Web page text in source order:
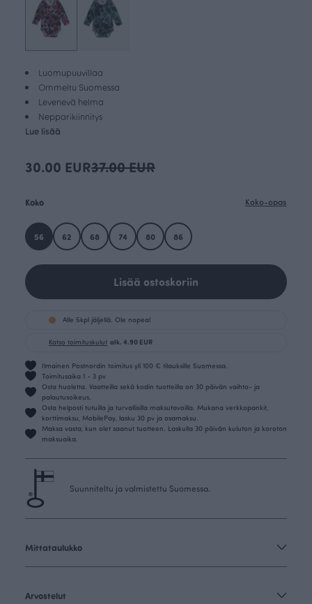
Luomupuuvillaa
Ommeltu Suomessa
Levenevä helma
Nepparikiinnitys
Lue lisää
30.00 EUR37.00 EUR
Koko Koko-opas
56 62 68 74 80 86
Lisää ostoskoriin
Alle 5kpl jäljellä. Ole nopea!
Katso toimituskulut alk. 4.90 EUR
Ilmainen Postnordin toimitus yli 100 € tilauksille Suomessa.
Toimitusaika 1 - 3 pv
Osta huoletta. Vaatteilla sekä kodin tuotteilla on 30 päivän vaihto- ja
palautusoikeus.
Osta helposti tutuilla ja turvallisilla maksutavoilla. Mukana verkkopankit,
korttimaksu, MobilePay, lasku 30 pv ja osamaksu.
Maksa vasta, kun olet saanut tuotteen. Laskulla 30 päivän kuluton ja koroton
maksuaika.
Suunniteltu ja valmistettu Suomessa.
Mittataulukko
Arvostelut